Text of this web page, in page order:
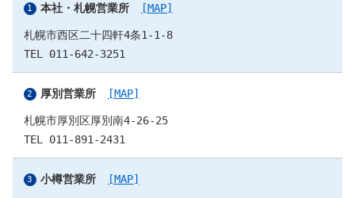
本社・札幌営業所 [MAP]
札幌市西区二十四軒4条1-1-8
TEL 011-642-3251
厚別営業所 [MAP]
札幌市厚別区厚別南4-26-25
TEL 011-891-2431
小樽営業所 [MAP]